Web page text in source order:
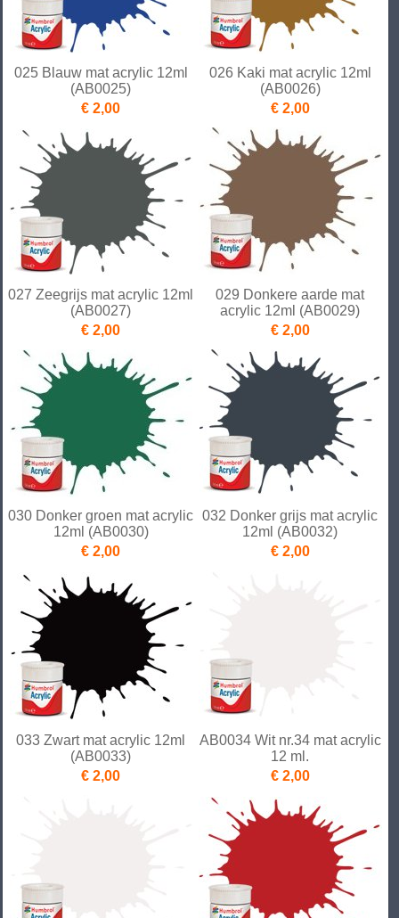
025 Blauw mat acrylic 12ml
(AB0025)
€ 2,00
026 Kaki mat acrylic 12ml
(AB0026)
€ 2,00
027 Zeegrijs mat acrylic 12ml
(AB0027)
€ 2,00
029 Donkere aarde mat
acrylic 12ml (AB0029)
€ 2,00
030 Donker groen mat acrylic
12ml (AB0030)
€ 2,00
032 Donker grijs mat acrylic
12ml (AB0032)
€ 2,00
033 Zwart mat acrylic 12ml
(AB0033)
€ 2,00
AB0034 Wit nr.34 mat acrylic
12 ml.
€ 2,00